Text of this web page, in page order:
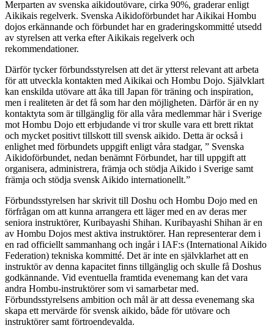
Merparten av svenska aikidoutövare, cirka 90%, graderar enligt
Aikikais regelverk. Svenska Aikidoförbundet har Aikikai Hombu
dojos erkännande och förbundet har en graderingskommitté utsedd
av styrelsen att verka efter Aikikais regelverk och
rekommendationer.
Därför tycker förbundsstyrelsen att det är ytterst relevant att arbeta
för att utveckla kontakten med Aikikai och Hombu Dojo. Självklart
kan enskilda utövare att åka till Japan för träning och inspiration,
men i realiteten är det få som har den möjligheten. Därför är en ny
kontaktyta som är tillgänglig för alla våra medlemmar här i Sverige
mot Hombu Dojo ett erbjudande vi tror skulle vara ett brett riktat
och mycket positivt tillskott till svensk aikido. Detta är också i
enlighet med förbundets uppgift enligt våra stadgar, ” Svenska
Aikidoförbundet, nedan benämnt Förbundet, har till uppgift att
organisera, administrera, främja och stödja Aikido i Sverige samt
främja och stödja svensk Aikido internationellt.”
Förbundsstyrelsen har skrivit till Doshu och Hombu Dojo med en
förfrågan om att kunna arrangera ett läger med en av deras mer
seniora instruktörer, Kuribayashi Shihan. Kuribayashi Shihan är en
av Hombu Dojos mest aktiva instruktörer. Han representerar dem i
en rad officiellt sammanhang och ingår i IAF:s (International Aikido
Federation) tekniska kommitté. Det är inte en självklarhet att en
instruktör av denna kapacitet finns tillgänglig och skulle få Doshus
godkännande. Vid eventuella framtida evenemang kan det vara
andra Hombu-instruktörer som vi samarbetar med.
Förbundsstyrelsens ambition och mål är att dessa evenemang ska
skapa ett mervärde för svensk aikido, både för utövare och
instruktörer samt förtroendevalda.